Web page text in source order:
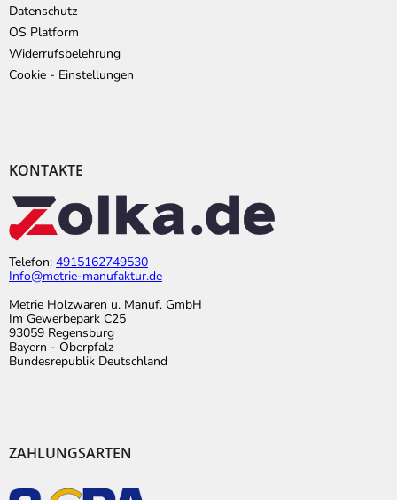
Datenschutz
OS Platform
Widerrufsbelehrung
Cookie - Einstellungen
KONTAKTE
Telefon: 4915162749530
Info@metrie-manufaktur.de
Metrie Holzwaren u. Manuf. GmbH
Im Gewerbepark C25
93059 Regensburg
Bayern - Oberpfalz
Bundesrepublik Deutschland
ZAHLUNGSARTEN